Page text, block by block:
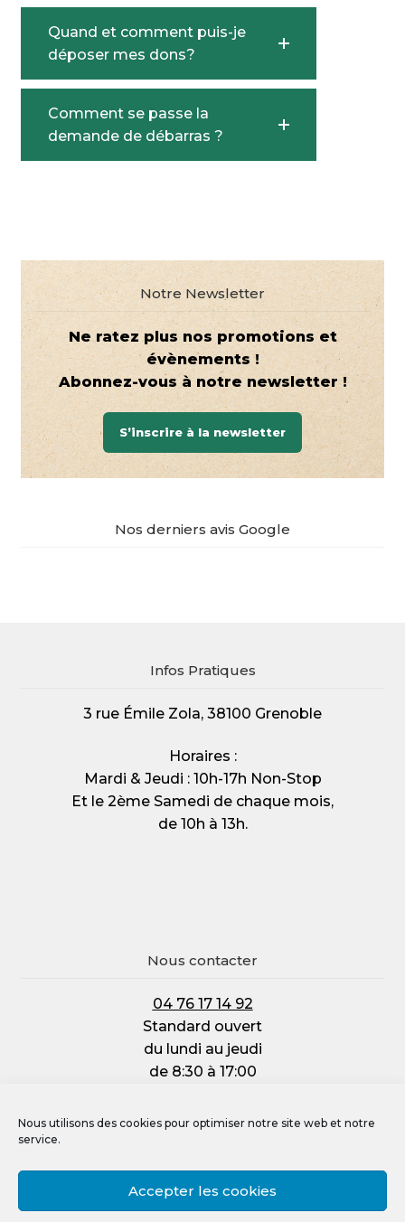
Nous utilisons des cookies pour optimiser notre site web et notre
service.
Accepter les cookies
Quand et comment puis-je
déposer mes dons?
Comment se passe la
demande de débarras ?
Notre Newsletter
Ne ratez plus nos promotions et
évènements !
Abonnez-vous à notre newsletter !
S’inscrire à la newsletter
Nos derniers avis Google
Infos Pratiques
3 rue Émile Zola, 38100 Grenoble
Horaires :
Mardi & Jeudi : 10h-17h Non-Stop
Et le 2ème Samedi de chaque mois,
de 10h à 13h.
Nous contacter
04 76 17 14 92
Standard ouvert
du lundi au jeudi
de 8:30 à 17:00
de 8:30 à 12:00
Mentions légales